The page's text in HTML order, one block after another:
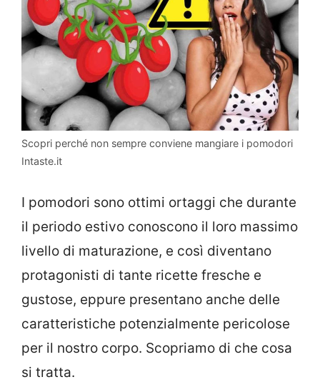
Scopri perché non sempre conviene mangiare i pomodori
Intaste.it
I pomodori sono ottimi ortaggi che durante
il periodo estivo conoscono il loro massimo
livello di maturazione, e così diventano
protagonisti di tante ricette fresche e
gustose, eppure presentano anche delle
caratteristiche potenzialmente pericolose
per il nostro corpo. Scopriamo di che cosa
si tratta.